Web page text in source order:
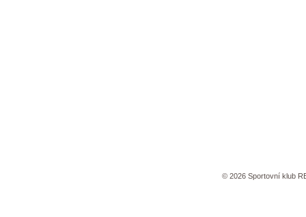
© 2026 Sportovní klub